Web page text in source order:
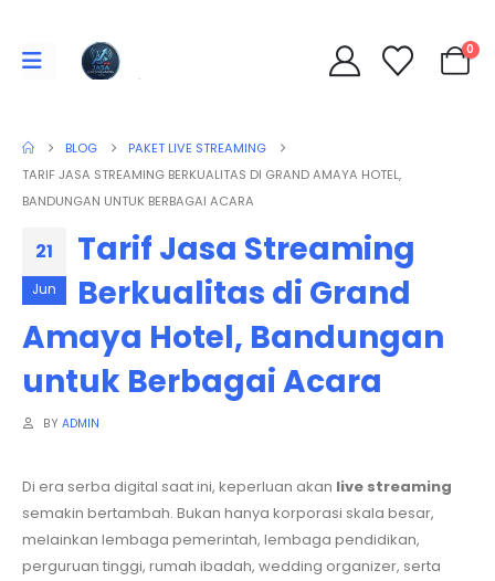
0
BLOG
PAKET LIVE STREAMING
TARIF JASA STREAMING BERKUALITAS DI GRAND AMAYA HOTEL,
BANDUNGAN UNTUK BERBAGAI ACARA
21
Jun
Tarif Jasa Streaming
Berkualitas di Grand
Amaya Hotel, Bandungan
untuk Berbagai Acara
BY ADMIN
Di era serba digital saat ini, keperluan akan live streaming
semakin bertambah. Bukan hanya korporasi skala besar,
melainkan lembaga pemerintah, lembaga pendidikan,
perguruan tinggi, rumah ibadah, wedding organizer, serta